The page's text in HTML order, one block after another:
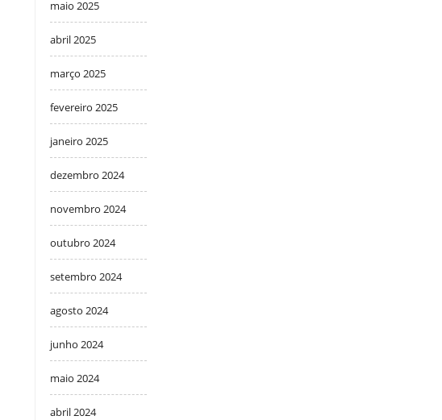
maio 2025
abril 2025
março 2025
fevereiro 2025
janeiro 2025
dezembro 2024
novembro 2024
outubro 2024
setembro 2024
agosto 2024
junho 2024
maio 2024
abril 2024